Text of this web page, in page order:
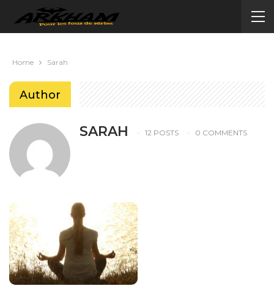
Home Sarah
Author
SARAH 12 POSTS 0 COMMENTS